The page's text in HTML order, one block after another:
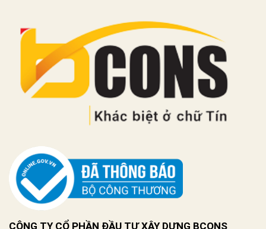
CÔNG TY CỔ PHẦN ĐẦU TƯ XÂY DỰNG BCONS